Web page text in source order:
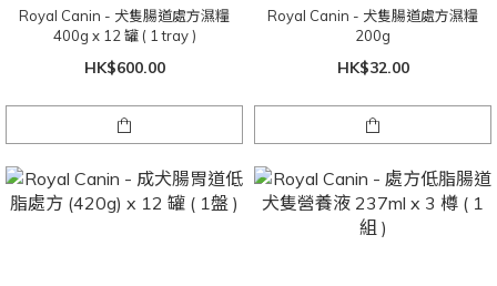
Royal Canin - 犬隻腸道處方濕糧
400g x 12 罐 ( 1 tray )
HK$600.00
Royal Canin - 犬隻腸道處方濕糧
200g
HK$32.00